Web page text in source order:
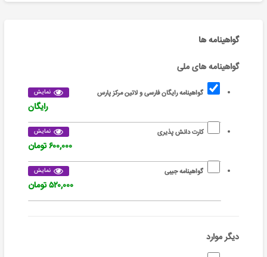
گواهینامه ها
گواهینامه های ملی
گواهینامه رایگان فارسی و لاتین مرکز پارس نمایش
رایگان
کارت دانش پذیری نمایش
۶۰۰,۰۰۰ تومان
گواهینامه جیبی نمایش
۵۲۰,۰۰۰ تومان
دیگر موارد